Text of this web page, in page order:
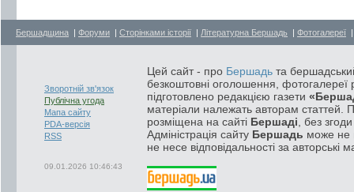
Бершадщина | Форуми | Сторінками історії | Літературна Бершадь | Фотогалереї
Зворотній зв'язок
Публічна угода
Мапа сайту
PDA-версія
RSS
09.01.2026 10:46:43
Цей сайт - про Бершадь та
безкоштовні оголошення, фотогалереї
підготовлено редакцією газети
матеріали належать авторам статтей.
розміщена на сайті Бершаді , без
Адміністрація сайту Бершадь може не
не несе відповідальності за авторські